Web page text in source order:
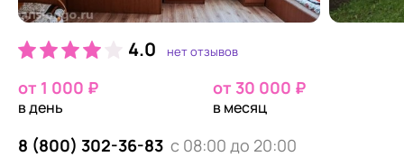
4.0 нет отзывов
от 1 000 ₽
в день
от 30 000 ₽
в месяц
8 (800) 302-36-83 с 08:00 до 20:00